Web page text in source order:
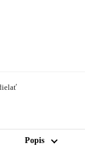
Popis